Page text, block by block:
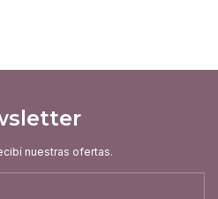
nuestras ofertas.